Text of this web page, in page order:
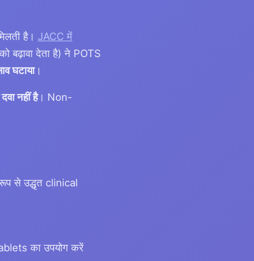
है। JACC में
बढ़ावा देता है) ने POTS
घटाया।
नहीं है। Non-
से उद्धृत clinical
का उपयोग करें